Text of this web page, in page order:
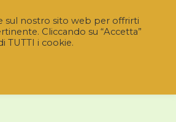
sul nostro sito web per offrirti
Cliccando su “Accetta”
TUTTI i cookie.